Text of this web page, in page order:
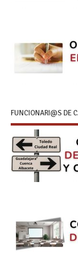
FUNCIONARI@S DE